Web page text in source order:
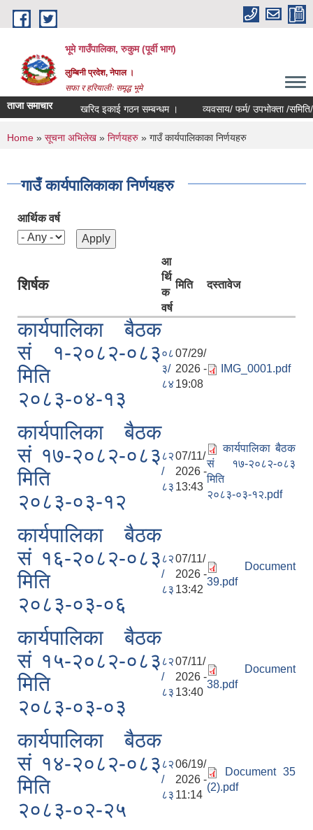
Skip to main content
भूमे गाउँपालिका, रुकुम (पूर्वी भाग)
लुम्बिनी प्रदेश, नेपाल ।
सफा र हरियालीः समृद्ध भूमे
ताजा समाचारखरिद इकाई गठन सम्बन्धम । व्यवसाय/ फर्म/ उपभोक्ता /समिति/ समुह/
You are here
Home » सूचना अभिलेख » निर्णयहरु » गाउँ कार्यपालिकाका निर्णयहरु
गाउँ कार्यपालिकाका निर्णयहरु
आर्थिक वर्ष
शिर्षक
आ
र्थि
क
वर्ष
मिति दस्तावेज
कार्यपालिका बैठक
सं १-२०८२-०८३
मिति
२०८३-०४-१३
०८
३/
८४
07/29/
2026 -
19:08
IMG_0001.pdf
कार्यपालिका बैठक
सं १७-२०८२-०८३
मिति
२०८३-०३-१२
८२
/
८३
07/11/
2026 -
13:43
कार्यपालिका बैठक
सं १७-२०८२-०८३
मिति
२०८३-०३-१२.pdf
कार्यपालिका बैठक
सं १६-२०८२-०८३
मिति
२०८३-०३-०६
८२
/
८३
07/11/
2026 -
13:42
Document
39.pdf
कार्यपालिका बैठक
सं १५-२०८२-०८३
मिति
२०८३-०३-०३
८२
/
८३
07/11/
2026 -
13:40
Document
38.pdf
कार्यपालिका बैठक
सं १४-२०८२-०८३
मिति
२०८३-०२-२५
८२
/
८३
06/19/
2026 -
11:14
Document 35
(2).pdf